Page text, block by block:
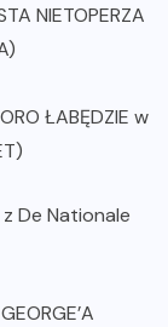
NIETOPERZA
ŁABĘDZIE w
De Nationale